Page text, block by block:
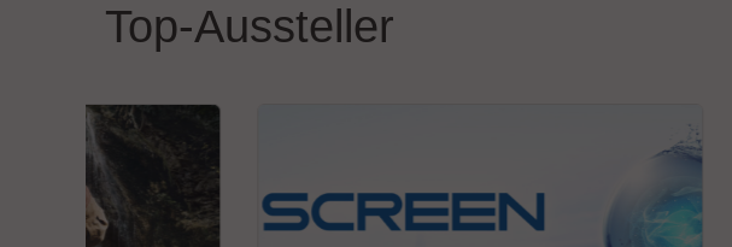
Top-Aussteller